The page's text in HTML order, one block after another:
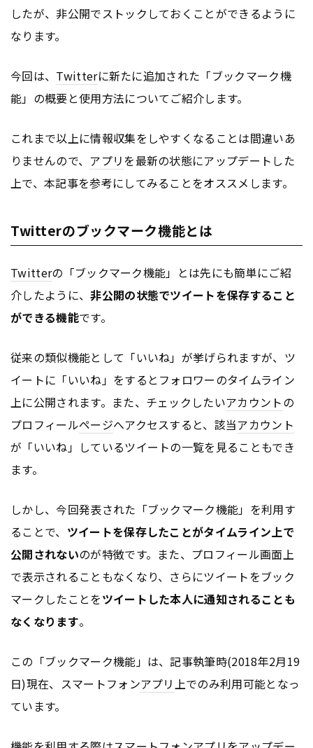
したが、非公開でストックしておくことができるように
なります。
今回は、 Twitterに新たに追加された「ブックマーク機
能」の概要と使用方法についてご紹介します。
これまで以上に情報収集をしやすくなることは間違いあ
りませんので、 アプリを最新の状態にアップデートした
上で、本記事を参考にしてみることをオススメします。
Twitterのブックマーク機能とは
Twitterの「ブックマーク機能」とは先にも簡単にご紹
介したように、非公開の状態でツイートを保存すること
ができる機能です。
従来の類似機能として「いいね」が挙げられますが、ツ
イートに「いいね」をするとフォロワーのタイムライン
上に公開されます。また、チェックしたいアカウントの
プロフィールページへアクセスすると、該当アカウント
が「いいね」しているツイートの一覧を見ることもでき
ます。
しかし、今回発表された「ブックマーク機能」を利用す
ることで、 ツイートを保存したことがタイムライン上で
公開されないのが特徴です。また、プロフィール画面上
で表示されることもなくなり、さらにツイートをブック
マークしたことをツイートした本人に通知されることも
なくなります。
この「ブックマーク機能」は、記事執筆時(2018年2月19
日)現在、スマートフォンアプリ 上でのみ利用可能となっ
ています。